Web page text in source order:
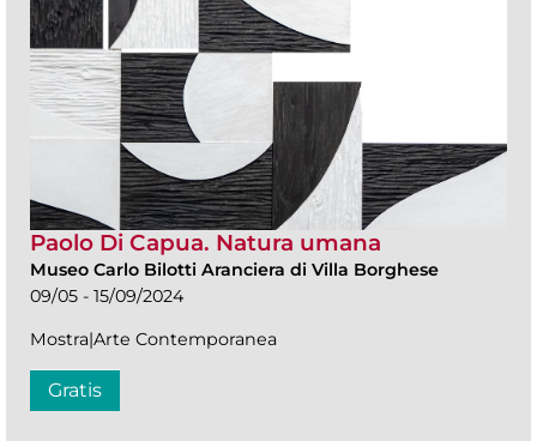
Paolo Di Capua. Natura umana
Museo Carlo Bilotti Aranciera di Villa Borghese
09/05 - 15/09/2024
Mostra|Arte Contemporanea
Gratis